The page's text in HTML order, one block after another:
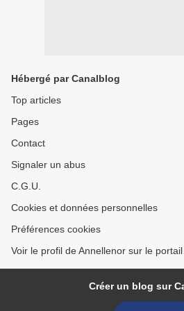
Hébergé par Canalblog
Top articles
Pages
Contact
Signaler un abus
C.G.U.
Cookies et données personnelles
Préférences cookies
Voir le profil de Annellenor sur le
Créer un blog sur